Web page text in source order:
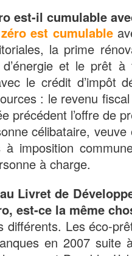
est-il cumulable
est cumulable
la prime
d’énergie et le prêt
le crédit d’impôt
: le revenu
précédent l’offre de
célibataire,
à imposition
à charge.
Livret de
est-ce la même
différents. Les éco-
en 2007 suite